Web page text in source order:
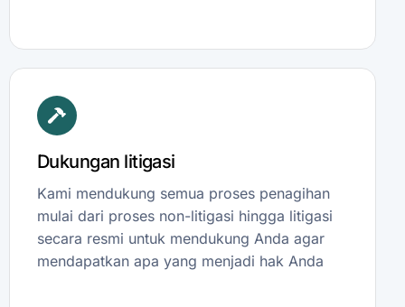
Dukungan litigasi
Kami mendukung semua proses penagihan
mulai dari proses non-litigasi hingga litigasi
secara resmi untuk mendukung Anda agar
mendapatkan apa yang menjadi hak Anda